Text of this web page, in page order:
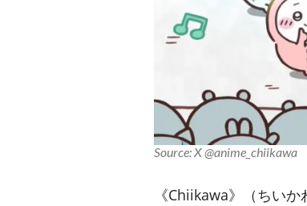
Source: X @anime_chiikawa
《Chiikawa》（ちい